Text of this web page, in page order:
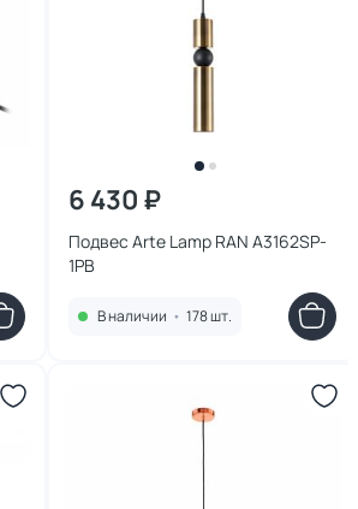
6 430 ₽
Подвес Arte Lamp RAN A3162SP-
1PB
В наличии • 178 шт.